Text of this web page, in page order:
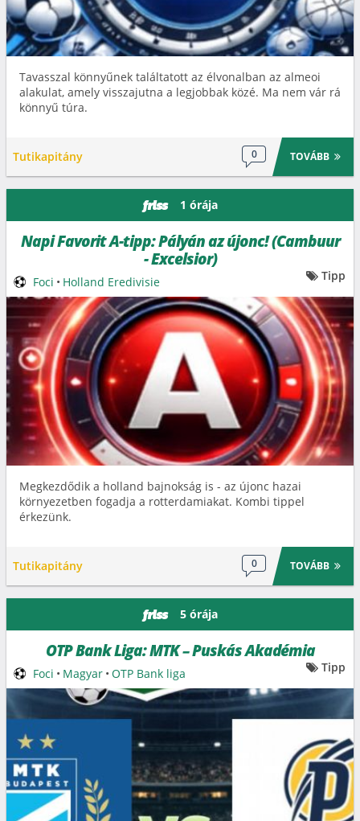
Tavasszal könnyűnek találtatott az élvonalban az almeoi
alakulat, amely visszajutna a legjobbak közé. Ma nem vár rá
könnyű túra.
Tutikapitány 0 TOVÁBB
friss 1 órája
Napi Favorit A-tipp: Pályán az újonc! (Cambuur
- Excelsior)
Megkezdődik a holland bajnokság is - az újonc hazai
környezetben fogadja a rotterdamiakat. Kombi tippel
érkezünk.
Tutikapitány 0 TOVÁBB
Foci • Holland Eredivisie Tipp
friss 5 órája
OTP Bank Liga: MTK – Puskás Akadémia
Foci • Magyar • OTP Bank liga Tipp